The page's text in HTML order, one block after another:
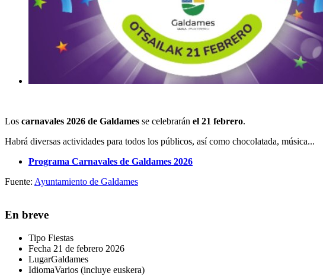
Los carnavales 2026 de Galdames se celebrarán el 21 febrero.
Habrá diversas actividades para todos los públicos, así como chocolatada, música...
Programa Carnavales de Galdames 2026
Fuente: Ayuntamiento de Galdames
En breve
Tipo Fiestas
Fecha 21 de febrero 2026
LugarGaldames
IdiomaVarios (incluye euskera)